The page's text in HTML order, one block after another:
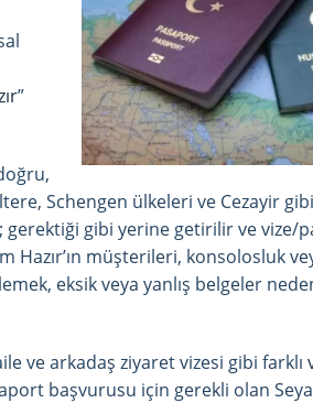
”
Schengen ülkeleri ve Cezayir gibi
gibi yerine getirilir ve vize/
Hazır’ın müşterileri, konsolosluk
eksik veya yanlış belgeler
ve arkadaş ziyaret vizesi gibi farklı
başvurusu için gerekli olan